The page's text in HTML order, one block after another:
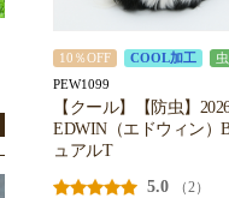
10％OFF COOL加工
PEW1099
【クール】【防虫】
EDWIN（エドウィン）
ュアルT
5.0
（2）